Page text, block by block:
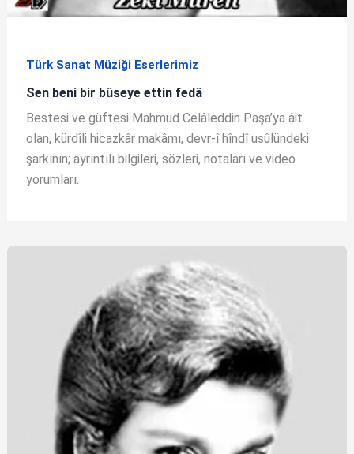
Türk Sanat Müziği Eserlerimiz
Sen beni bir bûseye ettin fedâ
Bestesi ve güftesi Mahmud Celâleddin Paşa’ya âit
olan, kürdîli hicazkâr makâmı, devr-î hîndî usûlündeki
şarkının; ayrıntılı bilgileri, sözleri, notaları ve video
yorumları.